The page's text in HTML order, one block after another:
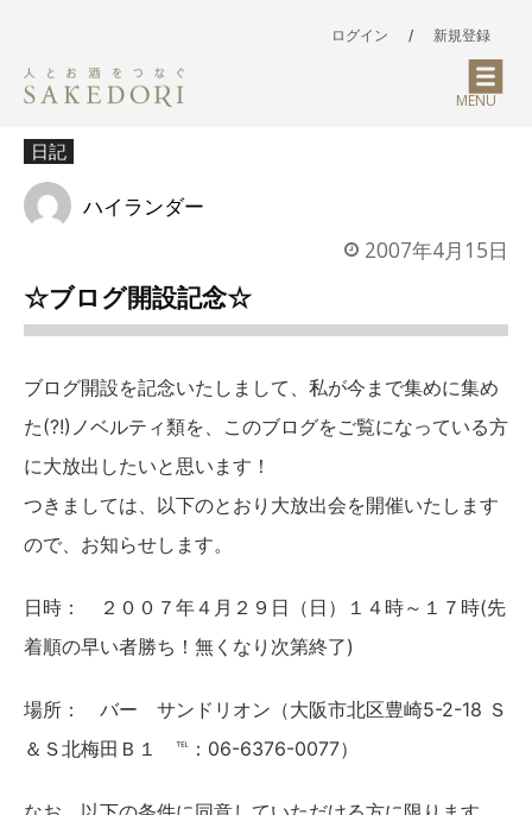
ログイン / 新規登録
MENU
日記
ハイランダー
2007年4月15日
☆ブログ開設記念☆
ブログ開設を記念いたしまして、私が今まで集めに集め
た(?!)ノベルティ類を、このブログをご覧になっている方
に大放出したいと思います！
つきましては、以下のとおり大放出会を開催いたします
ので、お知らせします。
日時： ２００７年４月２９日（日）１４時～１７時(先
着順の早い者勝ち！無くなり次第終了)
場所： バー サンドリオン（大阪市北区豊崎5-2-18 Ｓ
＆Ｓ北梅田Ｂ１ ℡：06-6376-0077）